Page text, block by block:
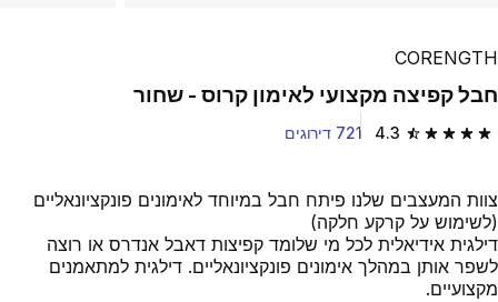
CORENGTH
חבל קפיצה מקצועי לאימון קרוס - שחור
4.3 4.3 out of 5 stars from 721 reviews 721 דירוגים
צוות המעצבים שלנו פיתח חבל במיוחד לאימונים פונקציונאליים
(לשימוש על קרקע חלקה)
דילגית אידיאלית לכל מי שלומד קפיצות דאבל אנדרס או רוצה
לשפר אותן במהלך אימונים פונקציונאליים. דילגית למתאמנים
מקצועיים.